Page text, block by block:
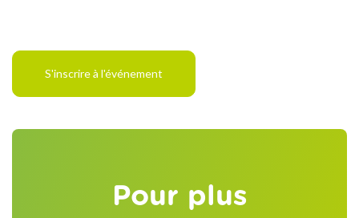
S'inscrire à l'événement
Pour plus